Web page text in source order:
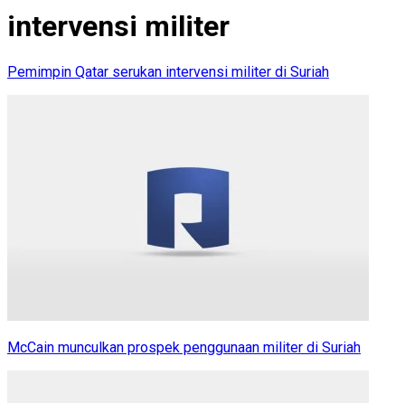
intervensi militer
Pemimpin Qatar serukan intervensi militer di Suriah
McCain munculkan prospek penggunaan militer di Suriah